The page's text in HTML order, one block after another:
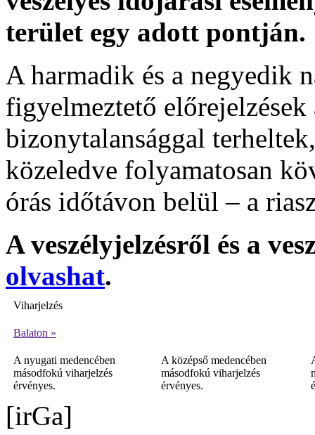
terület egy adott pontján.
A harmadik és a negyedik
figyelmeztető
bizonytalansággal
közeledve folyamatosan
órás időtávon belül – a
A veszélyjelzésről és a
olvashat.
Viharjelzés
Balaton »
A nyugati medencében
másodfokú viharjelzés
érvényes.
A középső medencében
másodfokú viharjelzés
érvényes.
[irGa]